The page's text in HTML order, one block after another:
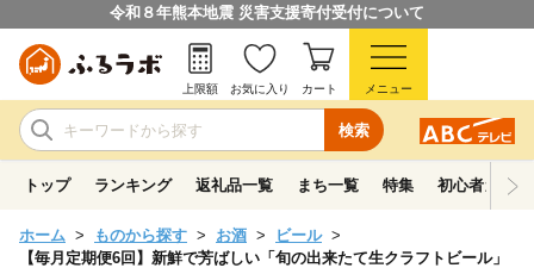
令和８年熊本地震 災害支援寄付受付について
検索
上限額 お気に入り カート メニュー
トップ ランキング 返礼品一覧 まち一覧 特集 初心者ガイド
ホーム ものから探す お酒
ビール
【毎月定期便6回】新鮮で芳ばしい「旬の出来たて生クラフトビール」